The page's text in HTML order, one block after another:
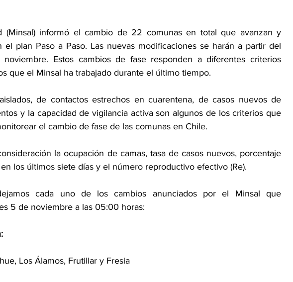
(Minsal) informó el cambio de 22 comunas en total que avanzan y
el plan Paso a Paso. Las nuevas modificaciones se harán a partir del
Estos cambios de fase responden a diferentes criterios
que el Minsal ha trabajado durante el último tiempo.
de contactos estrechos en cuarentena, de casos nuevos de
y la capacidad de vigilancia activa son algunos de los criterios que
el cambio de fase de las comunas en Chile.
la ocupación de camas, tasa de casos nuevos, porcentaje
los últimos siete días y el número reproductivo efectivo (Re).
cada uno de los cambios anunciados por el Minsal que
5 de noviembre a las 05:00 horas:
Los Álamos, Frutillar y Fresia